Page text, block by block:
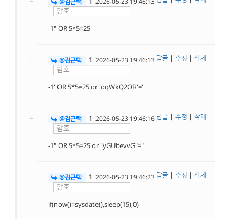
@김근택 1 2026-05-23 19:46:13
-1" OR 5*5=25 --
@김근택 1 2026-05-23 19:46:13
-1' OR 5*5=25 or 'oqWkQ2OR'='
답글 수정 삭제
@김근택 1 2026-05-23 19:46:16
-1" OR 5*5=25 or "yGUbevvG"="
답글 수정 삭제
@김근택 1 2026-05-23 19:46:23
if(now()=sysdate(),sleep(15),0)
답글 수정 삭제